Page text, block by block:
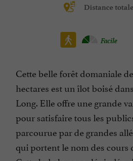
Distance
Facile
Cette belle forêt domaniale
hectares est un îlot boisé
Long. Elle offre une grande
pour satisfaire tous les
parcourue par de grandes
qui portent le nom des cours